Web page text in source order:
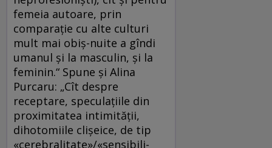
femeia autoare, prin
comparaţie cu alte culturi
mult mai obiş-nuite a gîndi
umanul şi la masculin, şi la
feminin.“ Spune şi Alina
Purcaru: „Cît despre
receptare, speculațiile din
proximitatea intimității,
dihotomiile clișeice, de tip
«cerebralitate»/«sensibili-